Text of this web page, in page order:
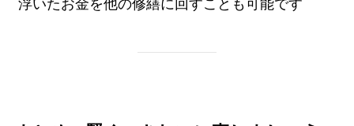
浮いたお金を他の修繕に回すことも可能です